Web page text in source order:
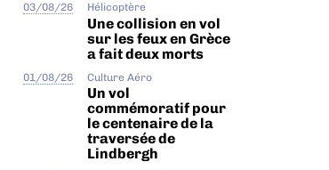
03/08/26 Hélicoptère
Une collision en vol
sur les feux en Grèce
a fait deux morts
01/08/26 Culture Aéro
Un vol
commémoratif pour
le centenaire de la
traversée de
Lindbergh